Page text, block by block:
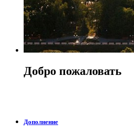
Добро пожаловать
Дополнение